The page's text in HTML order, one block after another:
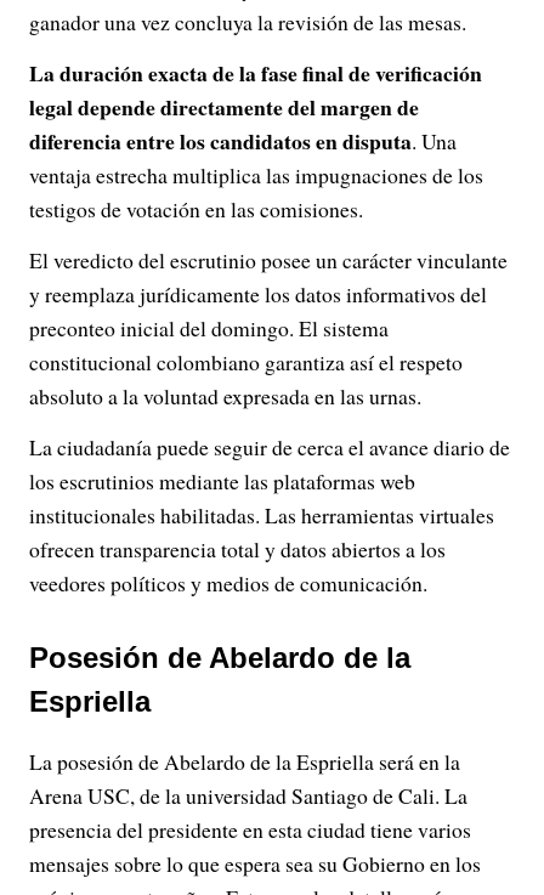
ganador una vez concluya la revisión de las mesas.
La duración exacta de la fase final de verificación
legal depende directamente del margen de
diferencia entre los candidatos en disputa. Una
ventaja estrecha multiplica las impugnaciones de los
testigos de votación en las comisiones.
El veredicto del escrutinio posee un carácter vinculante
y reemplaza jurídicamente los datos informativos del
preconteo inicial del domingo. El sistema
constitucional colombiano garantiza así el respeto
absoluto a la voluntad expresada en las urnas.
La ciudadanía puede seguir de cerca el avance diario de
los escrutinios mediante las plataformas web
institucionales habilitadas. Las herramientas virtuales
ofrecen transparencia total y datos abiertos a los
veedores políticos y medios de comunicación.
Posesión de Abelardo de la
Espriella
La posesión de Abelardo de la Espriella será en la
Arena USC, de la universidad Santiago de Cali. La
presencia del presidente en esta ciudad tiene varios
mensajes sobre lo que espera sea su Gobierno en los